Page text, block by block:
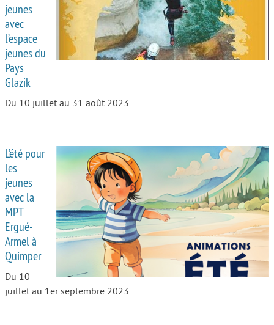
jeunes
avec
l’espace
jeunes du
Pays
Glazik
Du 10 juillet au 31 août 2023
L’été pour
les
jeunes
avec la
MPT
Ergué-
Armel à
Quimper
Du 10
juillet au 1er septembre 2023